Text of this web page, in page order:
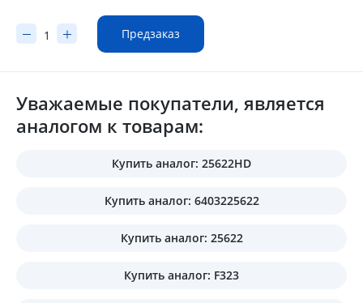
Предзаказ
Уважаемые покупатели, является
аналогом к товарам:
Купить аналог: 25622HD
Купить аналог: 6403225622
Купить аналог: 25622
Купить аналог: F323